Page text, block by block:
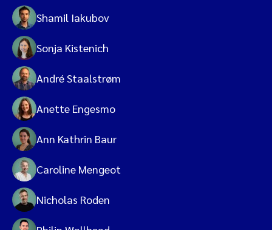
Shamil Iakubov
Sonja Kistenich
André Staalstrøm
Anette Engesmo
Ann Kathrin Baur
Caroline Mengeot
Nicholas Roden